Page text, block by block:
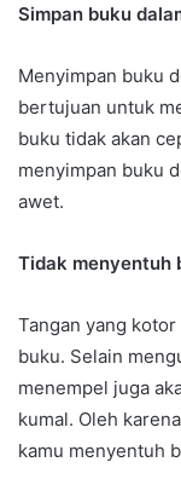
Simpan buku
Menyimpan buku
bertujuan untuk
buku tidak akan
menyimpan buku
awet.
Tidak menyentuh
Tangan yang
buku. Selain
menempel juga
kumal. Oleh
kamu menyentuh